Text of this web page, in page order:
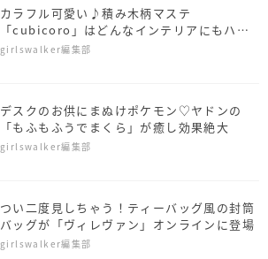
カラフル可愛い♪積み木柄マステ
「cubicoro」はどんなインテリアにもハマ
る
girlswalker編集部
デスクのお供にまぬけポケモン♡ヤドンの
「もふもふうでまくら」が癒し効果絶大
girlswalker編集部
つい二度見しちゃう！ティーバッグ風の封筒
バッグが「ヴィレヴァン」オンラインに登場
girlswalker編集部